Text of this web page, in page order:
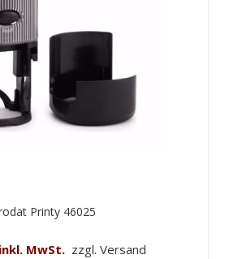
Printy 46025
MwSt. zzgl. Versand